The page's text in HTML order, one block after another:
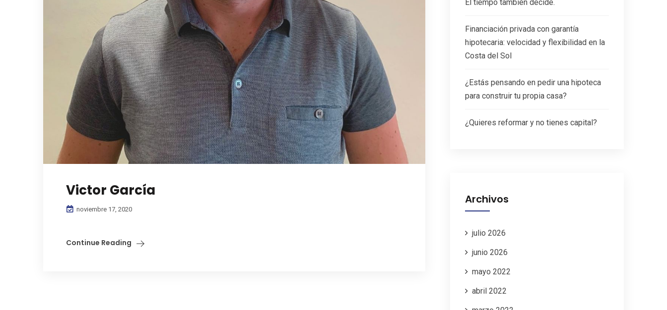
Victor García
noviembre 17, 2020
Continue Reading
El tiempo también decide.
Financiación privada con garantía
hipotecaria: velocidad y flexibilidad en la
Costa del Sol
¿Estás pensando en pedir una hipoteca
para construir tu propia casa?
¿Quieres reformar y no tienes capital?
Archivos
julio 2026
junio 2026
mayo 2022
abril 2022